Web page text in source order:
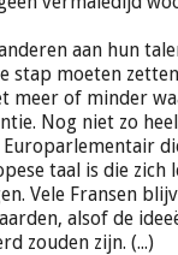
aan hun
stap moeten
meer of minder
Nog niet zo
taal is die zich
Vele Fransen
alsof de
zouden zijn. (...)